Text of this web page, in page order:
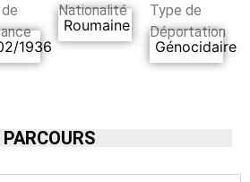
1936
Nationalité
Roumaine
Type de
Déportation
Génocidaire
PARCOURS